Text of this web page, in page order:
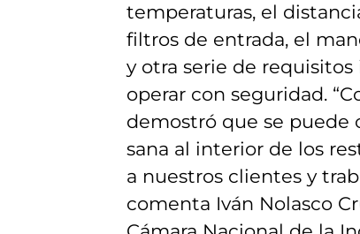
temperaturas, el
filtros de entrada, el
y otra serie de requisitos
operar con seguridad.
demostró que se puede
sana al interior de los
a nuestros clientes y
comenta Iván Nolasco